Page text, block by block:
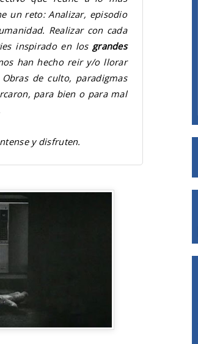
un reto: Analizar, episodio
Realizar con cada
inspirado en los grandes
han hecho reir y/o llorar
de culto, paradigmas
para bien o para mal
y disfruten.